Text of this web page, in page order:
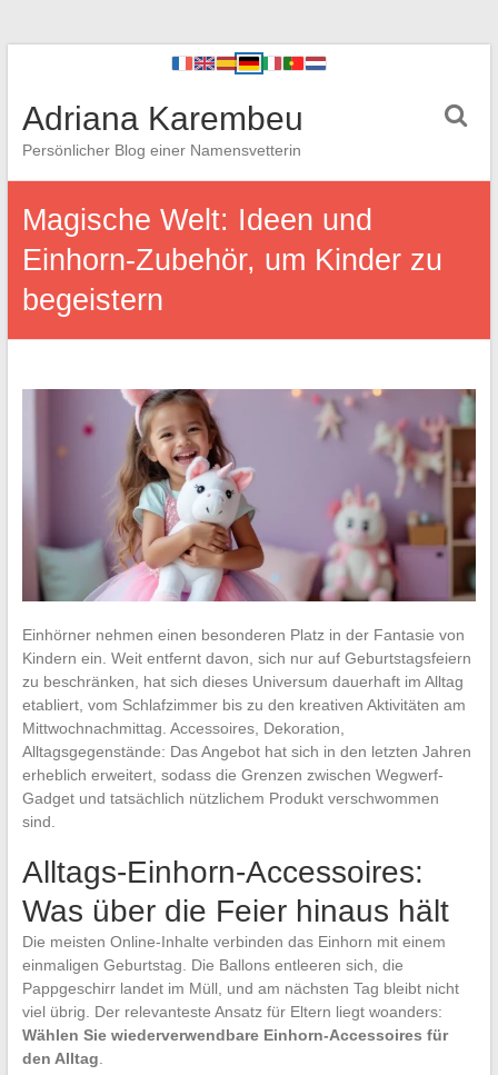
Adriana Karembeu
Persönlicher Blog einer Namensvetterin
Magische Welt: Ideen und
Einhorn-Zubehör, um Kinder zu
begeistern
Einhörner nehmen einen besonderen Platz in der Fantasie von
Kindern ein. Weit entfernt davon, sich nur auf Geburtstagsfeiern
zu beschränken, hat sich dieses Universum dauerhaft im Alltag
etabliert, vom Schlafzimmer bis zu den kreativen Aktivitäten am
Mittwochnachmittag. Accessoires, Dekoration,
Alltagsgegenstände: Das Angebot hat sich in den letzten Jahren
erheblich erweitert, sodass die Grenzen zwischen Wegwerf-
Gadget und tatsächlich nützlichem Produkt verschwommen
sind.
Alltags-Einhorn-Accessoires:
Was über die Feier hinaus hält
Die meisten Online-Inhalte verbinden das Einhorn mit einem
einmaligen Geburtstag. Die Ballons entleeren sich, die
Pappgeschirr landet im Müll, und am nächsten Tag bleibt nicht
viel übrig. Der relevanteste Ansatz für Eltern liegt woanders:
Wählen Sie wiederverwendbare Einhorn-Accessoires für
den Alltag